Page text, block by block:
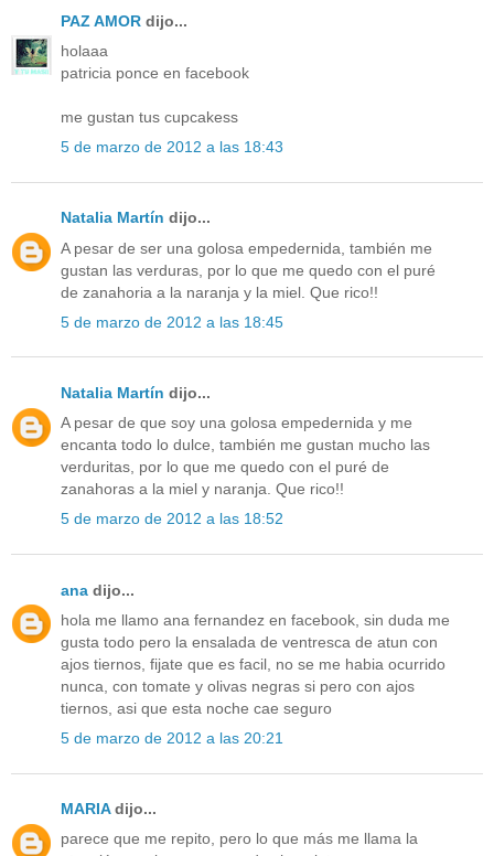
PAZ AMOR dijo...
holaaa
patricia ponce en facebook
me gustan tus cupcakess
5 de marzo de 2012 a las 18:43
Natalia Martín dijo...
A pesar de ser una golosa empedernida, también me
gustan las verduras, por lo que me quedo con el puré
de zanahoria a la naranja y la miel. Que rico!!
5 de marzo de 2012 a las 18:45
Natalia Martín dijo...
A pesar de que soy una golosa empedernida y me
encanta todo lo dulce, también me gustan mucho las
verduritas, por lo que me quedo con el puré de
zanahoras a la miel y naranja. Que rico!!
5 de marzo de 2012 a las 18:52
ana dijo...
hola me llamo ana fernandez en facebook, sin duda me
gusta todo pero la ensalada de ventresca de atun con
ajos tiernos, fijate que es facil, no se me habia ocurrido
nunca, con tomate y olivas negras si pero con ajos
tiernos, asi que esta noche cae seguro
5 de marzo de 2012 a las 20:21
MARIAdijo...
parece que me repito, pero lo que más me llama la